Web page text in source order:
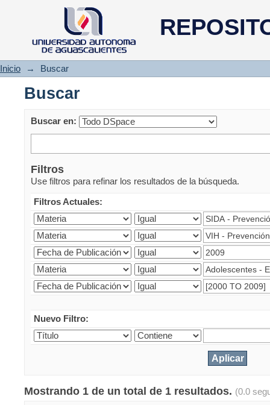
Buscar
Inicio → Buscar
Buscar
Buscar en:
Filtros
Use filtros para refinar los resultados de la búsqueda.
Filtros Actuales:
Nuevo Filtro:
Mostrando 1 de un total de 1 resultados. (0.0